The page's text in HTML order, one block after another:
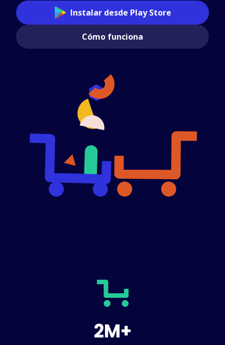
Instalar desde Play Store
Cómo funciona
2M+